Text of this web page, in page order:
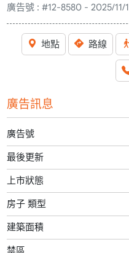
廣告號 : #12-8580 - 2025/11/1
地點 路線
廣告訊息
廣告號
最後更新
上市狀態
房子 類型
建築面積
禁區